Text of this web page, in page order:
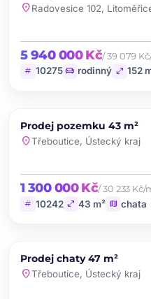
location_onRadovesice 102,
5 940 000 Kč/ 39 079
tag 10275 chair rodinný open_in_full 152
PRODEJ
Prodej pozemku 43 m²
location_onTřeboutice, Ústecký kraj
1 300 000 Kč/ 30 233 Kč/
tag 10242 open_in_full 43 m² map chata
PRODEJ
Prodej chaty 47 m²
location_onTřeboutice, Ústecký kraj